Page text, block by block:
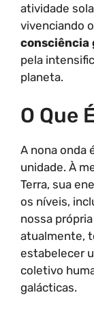
atividade
vivenciando
consciência
pela
planeta.
O Que
A nona onda
unidade. À
Terra, sua
os níveis,
nossa
atualmente,
estabelecer
coletivo
galácticas.